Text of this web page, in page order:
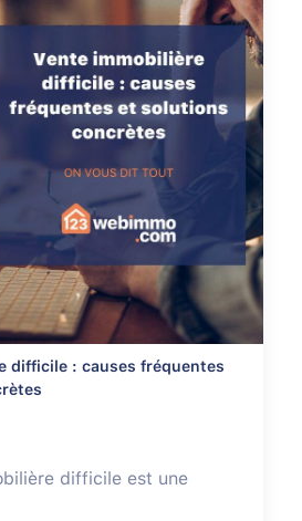
difficile : causes fréquentes
difficile est une